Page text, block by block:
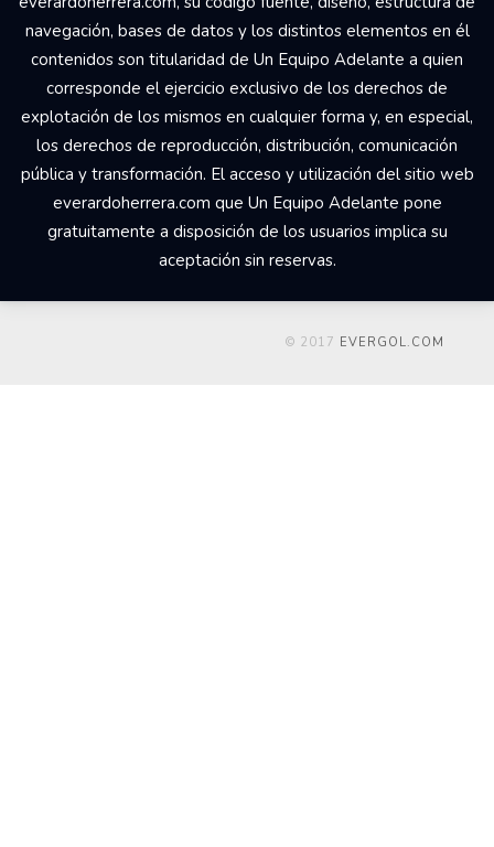
navegación, bases de datos y los distintos elementos en él
contenidos son titularidad de Un Equipo Adelante a quien
corresponde el ejercicio exclusivo de los derechos de
explotación de los mismos en cualquier forma y, en especial,
los derechos de reproducción, distribución, comunicación
pública y transformación. El acceso y utilización del sitio web
everardoherrera.com que Un Equipo Adelante pone
gratuitamente a disposición de los usuarios implica su
aceptación sin reservas.
© 2017 EVERGOL.COM